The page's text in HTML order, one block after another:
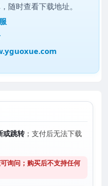
随时查看下载地址。
或跳转；支付后无法下载
询问；购买后不支持任何